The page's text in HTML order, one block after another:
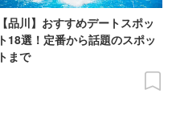
【品川】おすすめデートスポッ
ト18選！定番から話題のスポッ
トまで